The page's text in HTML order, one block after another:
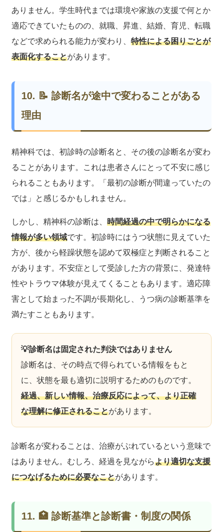
ありません。学生時代までは環境や家族の支援で何とか
適応できていたものの、就職、昇進、結婚、育児、転職
などで求められる能力が変わり、特性による困りごとが
表面化することがあります。
10. 📝 診断名が途中で変わることがある
理由
精神科では、初診時の診断名と、その後の診断名が変わ
ることがあります。これは患者さんにとって不安に感じ
られることもあります。「最初の診断が間違っていたの
では」と感じるかもしれません。
しかし、精神科の診断は、時間経過の中で明らかになる
情報が多い領域です。初診時にはうつ状態に見えていた
方が、後から軽躁状態を認めて双極症と判断されること
があります。不安症として受診した方の背景に、発達特
性やトラウマ体験が見えてくることもあります。適応障
害として始まった不調が長期化し、うつ病の診断基準を
満たすこともあります。
💡診断名は固定された判決ではありません
診断名は、その時点で得られている情報をもと
に、状態を最も適切に説明するためのものです。
経過、新しい情報、治療反応によって、より正確
な理解に修正されることがあります。
診断名が変わることは、治療がぶれているという意味で
はありません。むしろ、経過を見ながらより適切な支援
につなげるために必要なことがあります。
11. 🏥 診断基準と診断書・制度の関係